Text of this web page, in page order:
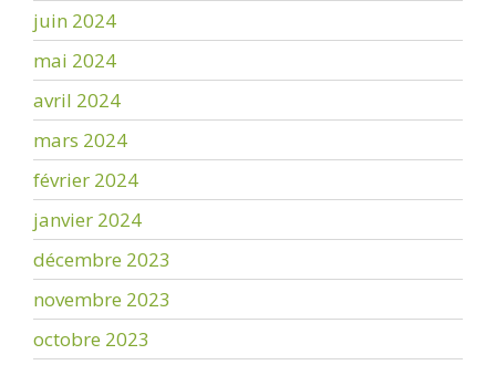
juin 2024
mai 2024
avril 2024
mars 2024
février 2024
janvier 2024
décembre 2023
novembre 2023
octobre 2023